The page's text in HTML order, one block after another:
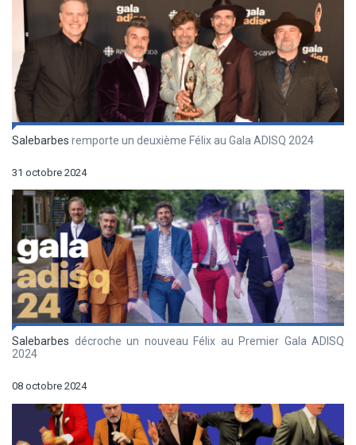
Salebarbes remporte un deuxième Félix au Gala ADISQ 2024
31 octobre 2024
Salebarbes décroche un nouveau Félix au Premier Gala ADISQ
2024
08 octobre 2024